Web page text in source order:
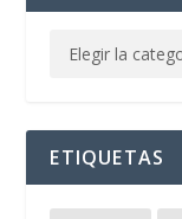
ETIQUETAS